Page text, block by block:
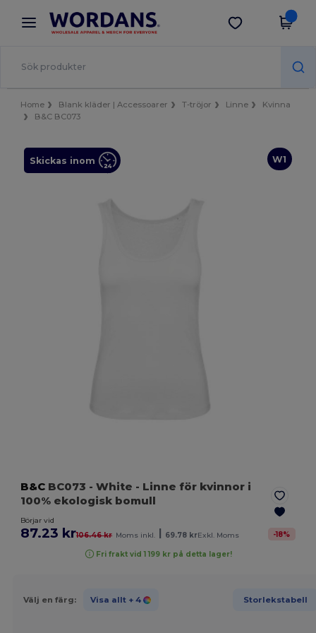
× Wordans-app
Bättre priser i appen!
Hämta app
Home Blank kläder | Accessoarer T-tröjor Linne
Kvinna
B&C BC073
W1
Skickas inom
B&C BC073 - White - Linne för kvinnor i
100% ekologisk bomull
Börjar vid
87.23 kr106.46 kr Moms inkl. 69.78 krExkl. Moms -18%
Fri frakt vid 1 199 kr på detta lager!
Välj en färg: Visa allt + 4 Storlekstabell